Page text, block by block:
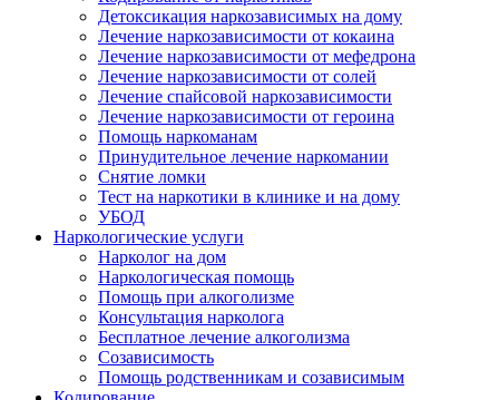
Детоксикация наркозависимых на дому
Лечение наркозависимости от кокаина
Лечение наркозависимости от мефедрона
Лечение наркозависимости от солей
Лечение спайсовой наркозависимости
Лечение наркозависимости от героина
Помощь наркоманам
Принудительное лечение наркомании
Снятие ломки
Тест на наркотики в клинике и на дому
УБОД
Наркологические услуги
Нарколог на дом
Наркологическая помощь
Помощь при алкоголизме
Консультация нарколога
Бесплатное лечение алкоголизма
Созависимость
Помощь родственникам и созависимым